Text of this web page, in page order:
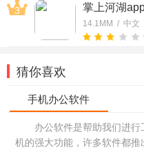
3 掌上河湖
14.1MM / 中文
猜你喜欢
办公软件是帮助我们进
机的强大功能，许多软件都